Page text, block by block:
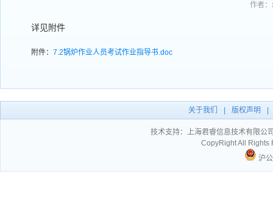
作者
详见附件
附件： 7.2锅炉作业人员考试作业指导书.doc
关于我们 版权声明
技术支持： 上海君睿信息技术有限公
CopyRight All
沪